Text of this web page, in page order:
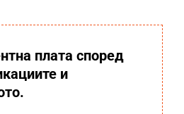
плата според
и